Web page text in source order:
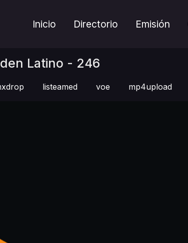
Inicio Directorio Emisión
Latino - 246
listeamed voe mp4upload